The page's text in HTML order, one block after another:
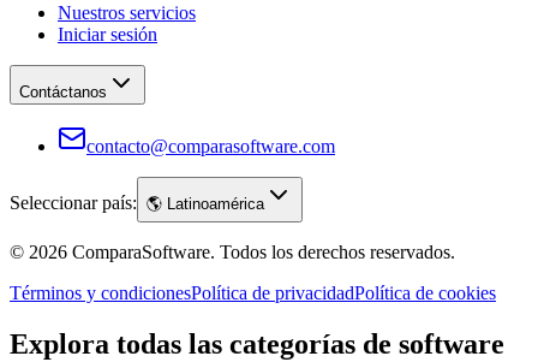
Nuestros servicios
Iniciar sesión
Contáctanos
contacto@comparasoftware.com
Seleccionar país: 🌎 Latinoamérica
© 2026 ComparaSoftware. Todos los derechos reservados.
Términos y condicionesPolítica de privacidadPolítica de cookies
Explora todas las categorías de software